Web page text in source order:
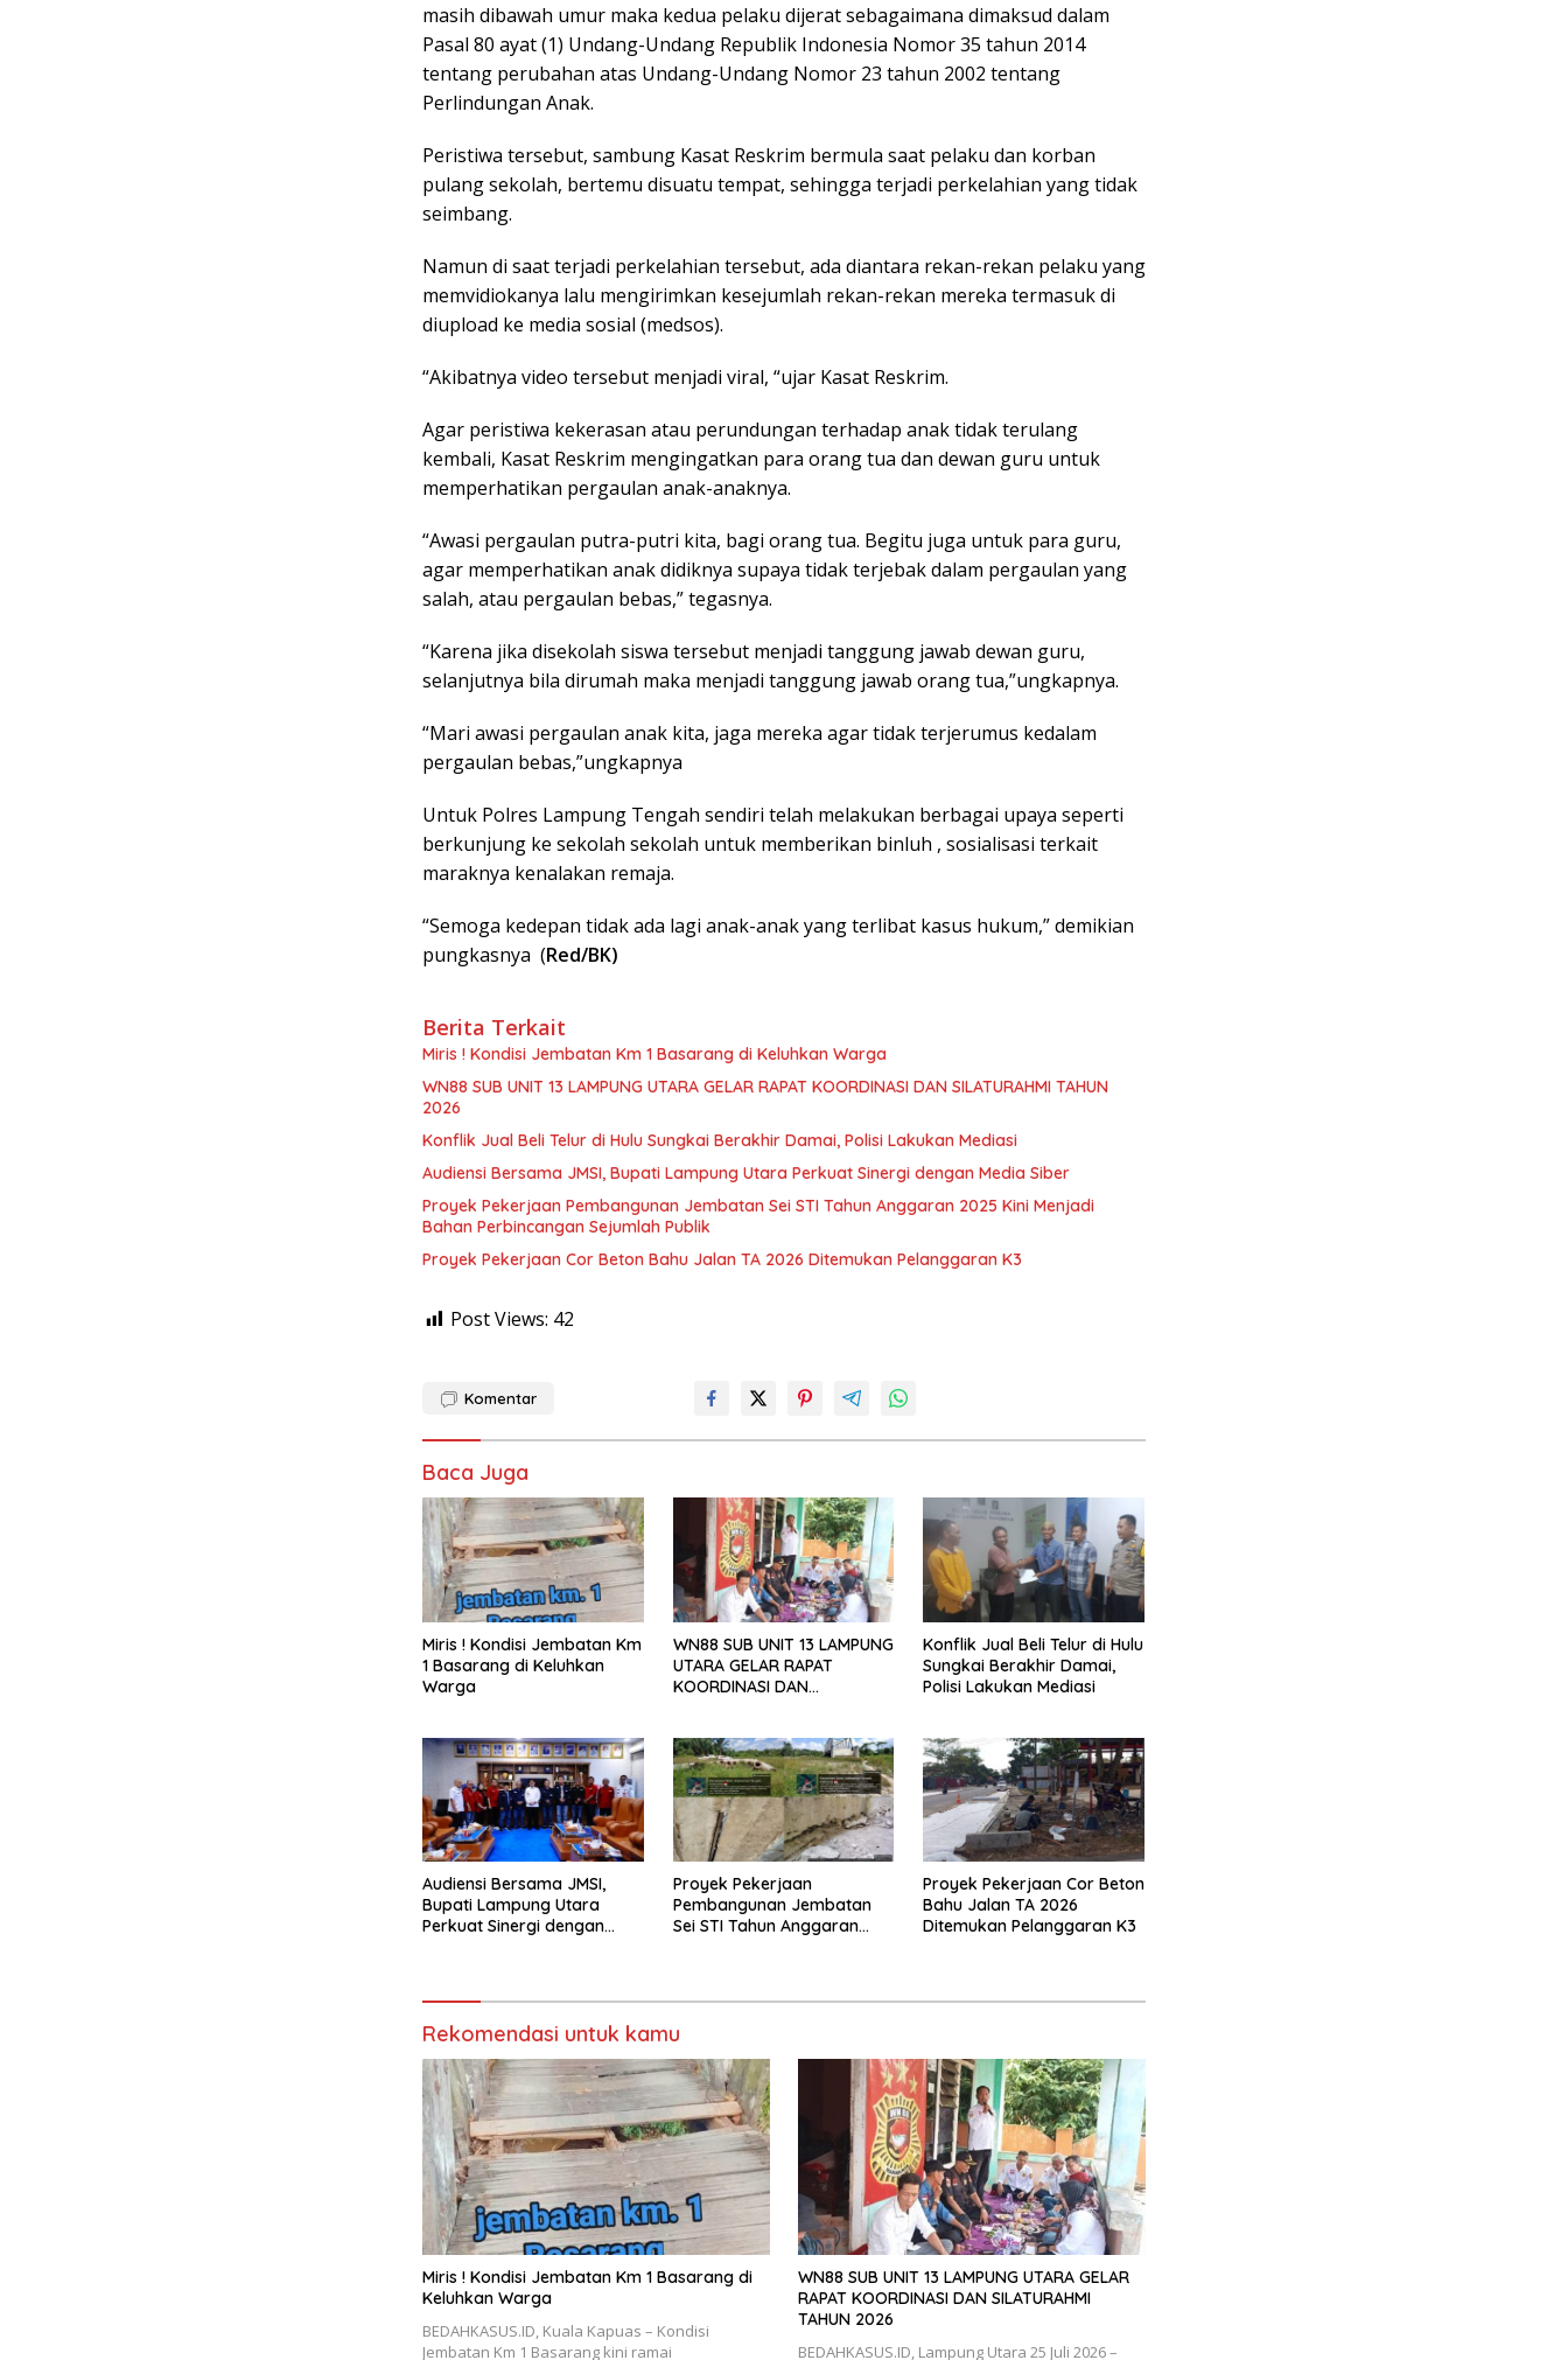
masih dibawah umur maka kedua pelaku dijerat sebagaimana dimaksud dalam
Pasal 80 ayat (1) Undang-Undang Republik Indonesia Nomor 35 tahun 2014
tentang perubahan atas Undang-Undang Nomor 23 tahun 2002 tentang
Perlindungan Anak.
Peristiwa tersebut, sambung Kasat Reskrim bermula saat pelaku dan korban
pulang sekolah, bertemu disuatu tempat, sehingga terjadi perkelahian yang tidak
seimbang.
Namun di saat terjadi perkelahian tersebut, ada diantara rekan-rekan pelaku yang
memvidiokanya lalu mengirimkan kesejumlah rekan-rekan mereka termasuk di
diupload ke media sosial (medsos).
“Akibatnya video tersebut menjadi viral, “ujar Kasat Reskrim.
Agar peristiwa kekerasan atau perundungan terhadap anak tidak terulang
kembali, Kasat Reskrim mengingatkan para orang tua dan dewan guru untuk
memperhatikan pergaulan anak-anaknya.
“Awasi pergaulan putra-putri kita, bagi orang tua. Begitu juga untuk para guru,
agar memperhatikan anak didiknya supaya tidak terjebak dalam pergaulan yang
salah, atau pergaulan bebas,” tegasnya.
“Karena jika disekolah siswa tersebut menjadi tanggung jawab dewan guru,
selanjutnya bila dirumah maka menjadi tanggung jawab orang tua,”ungkapnya.
“Mari awasi pergaulan anak kita, jaga mereka agar tidak terjerumus kedalam
pergaulan bebas,”ungkapnya
Untuk Polres Lampung Tengah sendiri telah melakukan berbagai upaya seperti
berkunjung ke sekolah sekolah untuk memberikan binluh , sosialisasi terkait
maraknya kenalakan remaja.
“Semoga kedepan tidak ada lagi anak-anak yang terlibat kasus hukum,” demikian
pungkasnya (Red/BK)
Berita Terkait
Miris ! Kondisi Jembatan Km 1 Basarang di Keluhkan Warga
WN88 SUB UNIT 13 LAMPUNG UTARA GELAR RAPAT KOORDINASI DAN SILATURAHMI TAHUN
2026
Konflik Jual Beli Telur di Hulu Sungkai Berakhir Damai, Polisi Lakukan Mediasi
Audiensi Bersama JMSI, Bupati Lampung Utara Perkuat Sinergi dengan Media Siber
Proyek Pekerjaan Pembangunan Jembatan Sei STI Tahun Anggaran 2025 Kini Menjadi
Bahan Perbincangan Sejumlah Publik
Proyek Pekerjaan Cor Beton Bahu Jalan TA 2026 Ditemukan Pelanggaran K3
Post Views: 42
Komentar
Baca Juga
Miris ! Kondisi Jembatan Km
1 Basarang di Keluhkan
Warga
WN88 SUB UNIT 13 LAMPUNG
UTARA GELAR RAPAT
KOORDINASI DAN
Konflik Jual Beli Telur di Hulu
Sungkai Berakhir Damai,
Polisi Lakukan Mediasi
Audiensi Bersama JMSI,
Bupati Lampung Utara
Perkuat Sinergi dengan
Proyek Pekerjaan
Pembangunan Jembatan
Sei STI Tahun Anggaran
Proyek Pekerjaan Cor Beton
Bahu Jalan TA 2026
Ditemukan Pelanggaran K3
Rekomendasi untuk kamu
Miris ! Kondisi Jembatan Km 1 Basarang di
Keluhkan Warga
BEDAHKASUS.ID, Kuala Kapuas – Kondisi
Jembatan Km 1 Basarang kini ramai
WN88 SUB UNIT 13 LAMPUNG UTARA GELAR
RAPAT KOORDINASI DAN SILATURAHMI
TAHUN 2026
BEDAHKASUS.ID, Lampung Utara 25 Juli 2026 –